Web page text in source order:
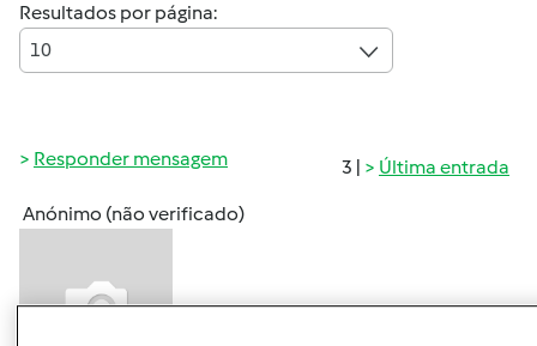
Resultados por página:
10
3 | Última entrada
Responder mensagem
Anónimo (não verificado)